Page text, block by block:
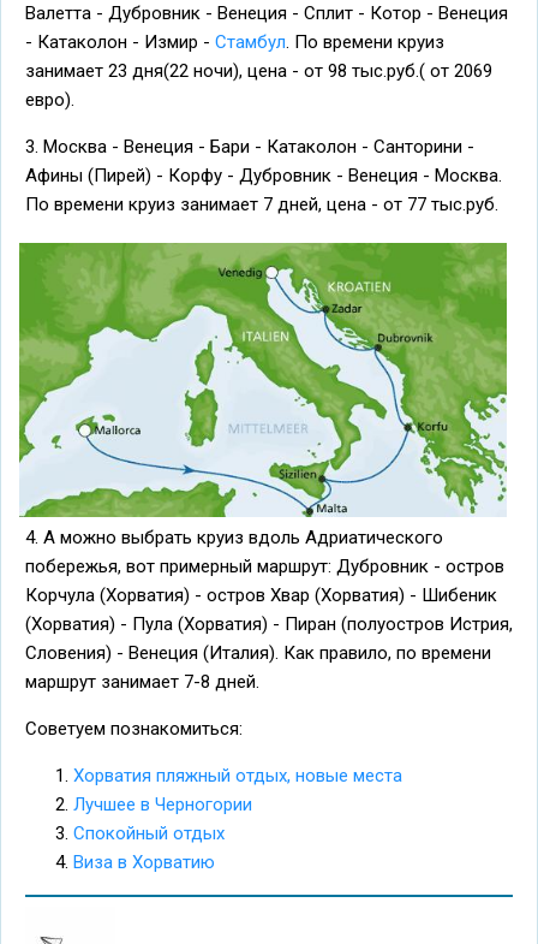
Валетта - Дубровник - Венеция - Сплит - Котор - Венеция
- Катаколон - Измир - Стамбул. По времени круиз
занимает 23 дня(22 ночи), цена - от 98 тыс.руб.( от 2069
евро).
3. Москва - Венеция - Бари - Катаколон - Санторини -
Афины (Пирей) - Корфу - Дубровник - Венеция - Москва.
По времени круиз занимает 7 дней, цена - от 77 тыс.руб.
4. А можно выбрать круиз вдоль Адриатического
побережья, вот примерный маршрут: Дубровник - остров
Корчула (Хорватия) - остров Хвар (Хорватия) - Шибеник
(Хорватия) - Пула (Хорватия) - Пиран (полуостров Истрия,
Словения) - Венеция (Италия). Как правило, по времени
маршрут занимает 7-8 дней.
Советуем познакомиться:
Хорватия пляжный отдых, новые места
Лучшее в Черногории
Спокойный отдых
Виза в Хорватию